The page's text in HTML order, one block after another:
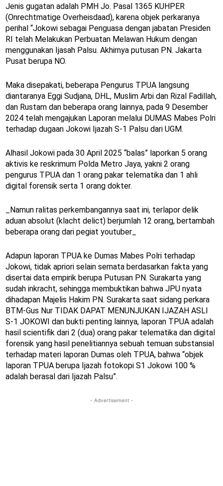
Jenis gugatan adalah PMH Jo. Pasal 1365 KUHPER
(Onrechtmatige Overheisdaad), karena objek perkaranya
perihal “Jokowi sebagai Penguasa dengan jabatan Presiden
RI telah Melakukan Perbuatan Melawan Hukum dengan
menggunakan Ijasah Palsu. Akhirnya putusan PN. Jakarta
Pusat berupa NO.
Maka disepakati, beberapa Pengurus TPUA langsung
diantaranya Eggi Sudjana, DHL, Muslim Arbi dan Rizal Fadillah,
dan Rustam dan beberapa orang lainnya, pada 9 Desember
2024 telah mengajukan Laporan melalui DUMAS Mabes Polri
terhadap dugaan Jokowi Ijazah S-1 Palsu dari UGM.
Alhasil Jokowi pada 30 April 2025 “balas” laporkan 5 orang
aktivis ke reskrimum Polda Metro Jaya, yakni 2 orang
pengurus TPUA dan 1 orang pakar telematika dan 1 ahli
digital forensik serta 1 orang dokter.
_Namun ralitas perkembangannya saat ini, terlapor delik
aduan absolut (klacht delict) berjumlah 12 orang, bertambah
beberapa orang dari pegiat youtuber_
Adapun laporan TPUA ke Dumas Mabes Polri terhadap
Jokowi, tidak apriori selain semata berdasarkan fakta yang
disertai data empirik berupa Putusan PN. Surakarta yang
sudah inkracht, sehingga membuktikan bahwa JPU nyata
dihadapan Majelis Hakim PN. Surakarta saat sidang perkara
BTM-Gus Nur TIDAK DAPAT MENUNJUKAN IJAZAH ASLI
S-1 JOKOWI dan bukti penting lainnya, laporan TPUA adalah
hasil scientifik dari 2 (dua) orang pakar telematika dan digital
forensik yang hasil penelitiannya sebuah temuan substansial
terhadap materi laporan Dumas oleh TPUA, bahwa “objek
laporan TPUA berupa Ijazah fotokopi S1 Jokowi 100 %
adalah berasal dari Ijazah Palsu”.
- Advertisement -